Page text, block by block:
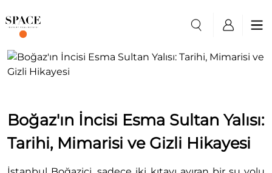
Boğaz'ın İncisi Esma Sultan Yalısı:
Tarihi, Mimarisi ve Gizli Hikayesi